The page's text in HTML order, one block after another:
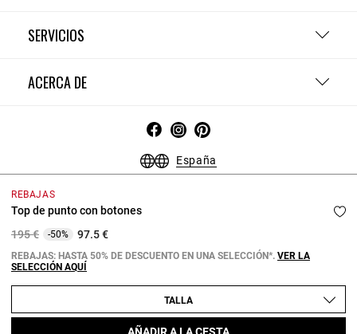
REBAJAS
Top de punto con botones
Price reduced from
195 €to-50% 97.5 €
REBAJAS: HASTA 50% DE DESCUENTO EN UNA SELECCIÓN*. VER LA
SELECCIÓN AQUÍ
TALLA
AÑADIR A LA CESTA
SERVICIOS
ACERCA DE
España
Condiciones Generales - Guía de compras
Política de Confidencialidad
Copyright © 2026 Claudie Pierlot. Todos los derechos reservados.